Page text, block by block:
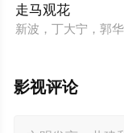
走马观花
新波，丁大宁，郭
影视评论